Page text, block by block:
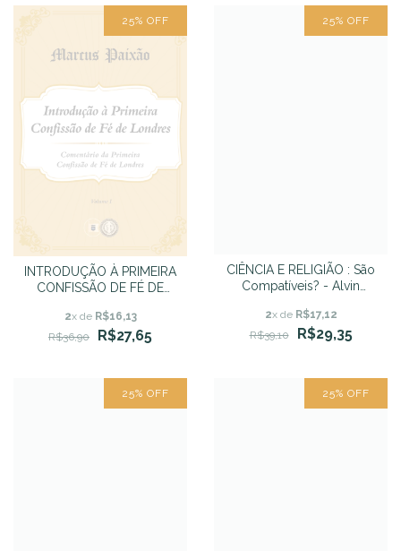
25% OFF
INTRODUÇÃO À PRIMEIRA
CONFISSÃO DE FÉ DE
1CFL – Volume I) - Marcus
Vinícius Costa Paixão
2x de R$16,13
R$36,90
R$27,65
25% OFF
CIÊNCIA E RELIGIÃO : São
Compatíveis? - Alvin
2x de R$17,12
R$39,10
R$29,35
25% OFF 25% OFF